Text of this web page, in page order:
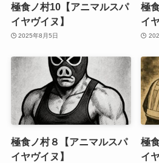
極食ノ村10【アニマルスパ
イヤヴイヌ】
2025年8月5日
極
イ
極食ノ村８【アニマルスパ
イヤヴイヌ】
極
イ